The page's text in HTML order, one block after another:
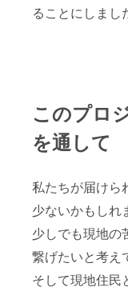
ることにしまし
このプロ
を通して
私たちが届けら
少ないかもしれ
少しでも現地の
繋げたいと考え
そして現地住民